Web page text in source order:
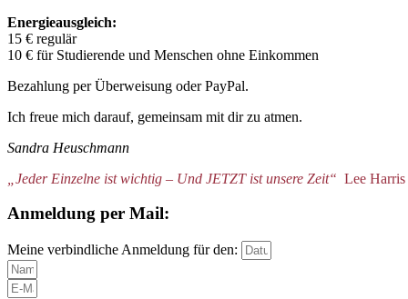
Energieausgleich:
15 € regulär
10 € für Studierende und Menschen ohne Einkommen
Bezahlung per Überweisung oder PayPal.
Ich freue mich darauf, gemeinsam mit dir zu atmen.
Sandra Heuschmann
„Jeder Einzelne ist wichtig – Und JETZT ist unsere Zeit“ Lee Harris
Anmeldung per Mail:
Meine verbindliche Anmeldung für den: